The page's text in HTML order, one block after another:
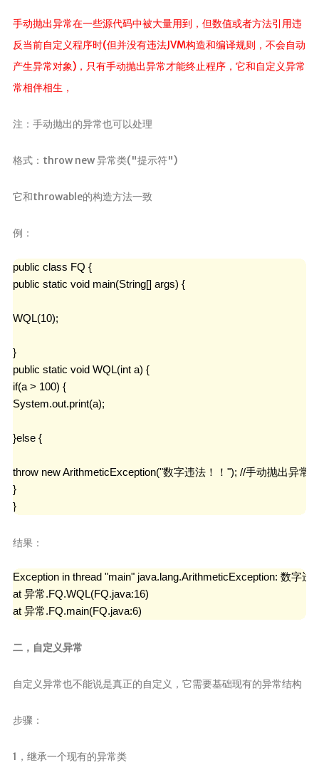
手动抛出异常在一些源代码中被大量用到，但数值或者方法引用违
反当前自定义程序时(但并没有违法JVM构造和编译规则，不会自动
产生异常对象)，只有手动抛出异常才能终止程序，它和自定义异常
常相伴相生，
注：手动抛出的异常也可以处理
格式：throw new 异常类("提示符")
它和throwable的构造方法一致
例：
public class FQ {
public static void main(String[] args) {
WQL(10);
}
public static void WQL(int a) {
if(a > 100) {
System.out.print(a);
}else {
throw new ArithmeticException("数字违法！！"); //手动抛出异常
}
}
结果：
Exception in thread "main" java.lang.ArithmeticException: 数字违
at 异常.FQ.WQL(FQ.java:16)
at 异常.FQ.main(FQ.java:6)
二，自定义异常
自定义异常也不能说是真正的自定义，它需要基础现有的异常结构
步骤：
1，继承一个现有的异常类